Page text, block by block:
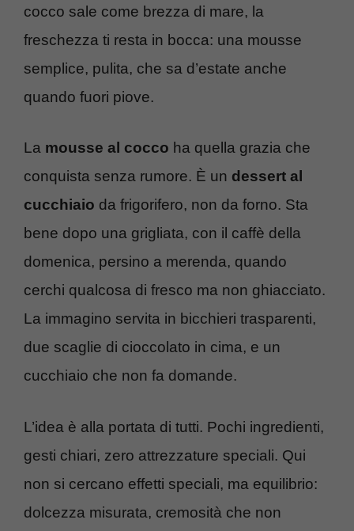
cocco sale come brezza di mare, la
freschezza ti resta in bocca: una mousse
semplice, pulita, che sa d’estate anche
quando fuori piove.
La mousse al cocco ha quella grazia che
conquista senza rumore. È un dessert al
cucchiaio da frigorifero, non da forno. Sta
bene dopo una grigliata, con il caffè della
domenica, persino a merenda, quando
cerchi qualcosa di fresco ma non ghiacciato.
La immagino servita in bicchieri trasparenti,
due scaglie di cioccolato in cima, e un
cucchiaio che non fa domande.
L’idea è alla portata di tutti. Pochi ingredienti,
gesti chiari, zero attrezzature speciali. Qui
non si cercano effetti speciali, ma equilibrio:
dolcezza misurata, cremosità che non